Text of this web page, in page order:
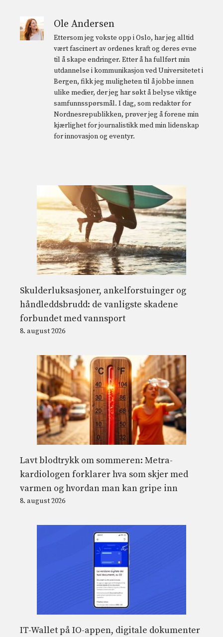
Ole Andersen
Ettersom jeg vokste opp i Oslo, har jeg alltid
vært fascinert av ordenes kraft og deres evne
til å skape endringer. Etter å ha fullført min
utdannelse i kommunikasjon ved Universitetet i
Bergen, fikk jeg muligheten til å jobbe innen
ulike medier, der jeg har søkt å belyse viktige
samfunnsspørsmål. I dag, som redaktør for
Nordnesrepublikken, prøver jeg å forene min
kjærlighet for journalistikk med min lidenskap
for innovasjon og eventyr.
Skulderluksasjoner, ankelforstuinger og
håndleddsbrudd: de vanligste skadene
forbundet med vannsport
8. august 2026
Lavt blodtrykk om sommeren: Metra-
kardiologen forklarer hva som skjer med
varmen og hvordan man kan gripe inn
8. august 2026
IT-Wallet på IO-appen, digitale dokumenter